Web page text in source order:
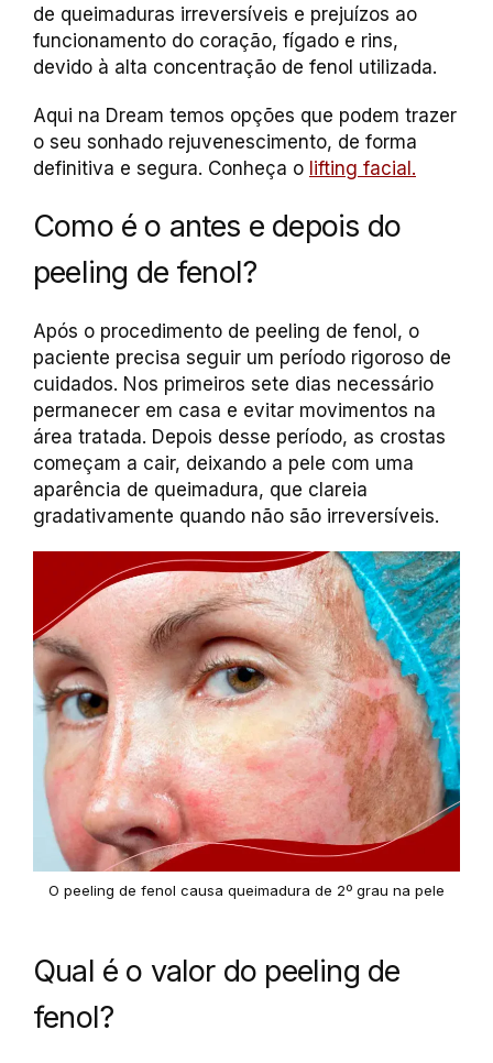
de queimaduras irreversíveis e prejuízos ao
funcionamento do coração, fígado e rins,
devido à alta concentração de fenol utilizada.
Aqui na Dream temos opções que podem trazer
o seu sonhado rejuvenescimento, de forma
definitiva e segura. Conheça o lifting facial.
Como é o antes e depois do
peeling de fenol?
Após o procedimento de peeling de fenol, o
paciente precisa seguir um período rigoroso de
cuidados. Nos primeiros sete dias necessário
permanecer em casa e evitar movimentos na
área tratada. Depois desse período, as crostas
começam a cair, deixando a pele com uma
aparência de queimadura, que clareia
gradativamente quando não são irreversíveis.
O peeling de fenol causa queimadura de 2º grau na pele
Qual é o valor do peeling de
fenol?